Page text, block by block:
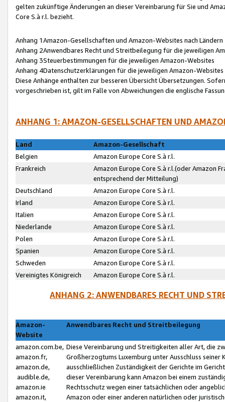
gelten zukünftige Änderungen an dieser Vereinbarung für Sie und
Core S.à r.l. bezieht.
Anhang 1Amazon-Gesellschaften und Amazon-Websites nach Ländern
Anhang 2Anwendbares Recht und Streitbeilegung für die jeweiligen
Anhang 3Steuerbestimmungen für die jeweiligen Amazon-Websites
Anhang 4Datenschutzerklärungen für die jeweiligen Amazon-Websites
Diese Anhänge enthalten zur besseren Übersicht Übersetzungen.
vorgeschrieben ist, gilt im Falle von Abweichungen die englische
ANHANG 1: AMAZON-GESELLSCHAFTEN UND
Land
Amazon-Gesellschaft
Belgien
Amazon Europe Core S.à r.l.
Frankreich
Amazon Europe Core S.à r.l.(oder Amazon
entsprechend der Mitteilung)
Deutschland
Amazon Europe Core S.à r.l.
Irland
Amazon Europe Core S.à r.l.
Italien
Amazon Europe Core S.à r.l.
Niederlande
Amazon Europe Core S.à r.l.
Polen
Amazon Europe Core S.à r.l.
Spanien
Amazon Europe Core S.à r.l.
Schweden
Amazon Europe Core S.à r.l.
Vereinigtes Königreich
Amazon Europe Core S.à r.l.
ANHANG 2: ANWENDBARES RECHT UND
Amazon-
Website
Anwendbares Recht und Streitbeilegung
amazon.com.be,
amazon.fr,
amazon.de,
audible.de,
amazon.ie
amazon.it,
Diese Vereinbarung und Streitigkeiten aller Art, die
Großherzogtums Luxemburg unter Ausschluss
ausschließlichen Zuständigkeit der Gerichte im
dieser Vereinbarung kann Amazon bei einem
Rechtsschutz wegen einer tatsächlichen oder
Amazon oder einer anderen natürlichen oder